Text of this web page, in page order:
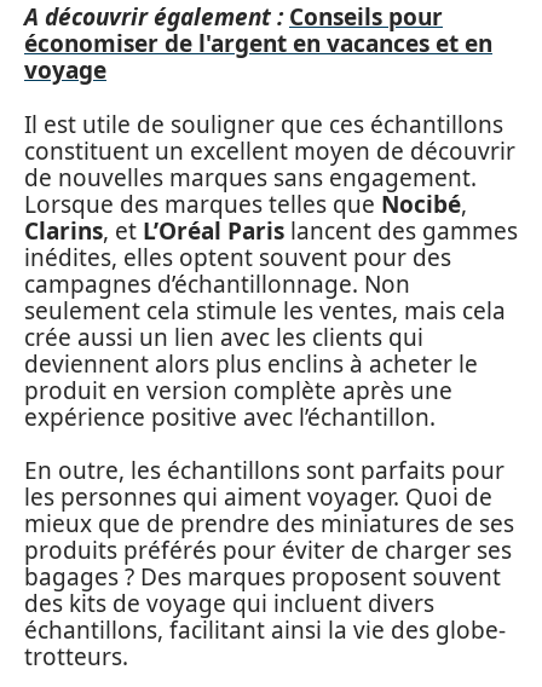
A découvrir également : Conseils pour
économiser de l'argent en vacances et en
voyage
Il est utile de souligner que ces échantillons
constituent un excellent moyen de découvrir
de nouvelles marques sans engagement.
Lorsque des marques telles que Nocibé,
Clarins, et L’Oréal Paris lancent des gammes
inédites, elles optent souvent pour des
campagnes d’échantillonnage. Non
seulement cela stimule les ventes, mais cela
crée aussi un lien avec les clients qui
deviennent alors plus enclins à acheter le
produit en version complète après une
expérience positive avec l’échantillon.
En outre, les échantillons sont parfaits pour
les personnes qui aiment voyager. Quoi de
mieux que de prendre des miniatures de ses
produits préférés pour éviter de charger ses
bagages ? Des marques proposent souvent
des kits de voyage qui incluent divers
échantillons, facilitant ainsi la vie des globe-
trotteurs.